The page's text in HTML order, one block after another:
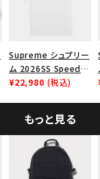
絞り込んで検索す
Supreme シュプリー
ム 2026SS Speed
Tee スピードTシャツ
¥22,980 (税込)
もっと見る